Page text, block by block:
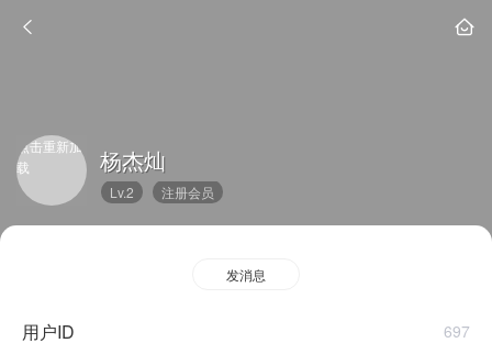
点击重新加
载
杨杰灿
Lv.2 注册会员
发消息
用户ID 697